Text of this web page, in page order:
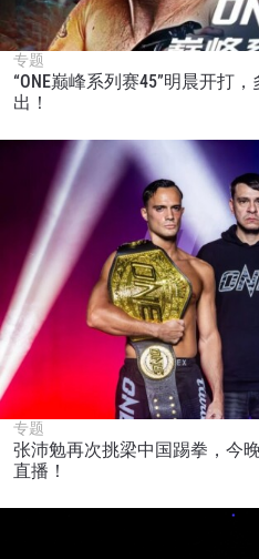
专题
“ONE巅峰系列赛45”明晨开打
出！
专题
张沛勉再次挑梁中国踢拳，今
直播！